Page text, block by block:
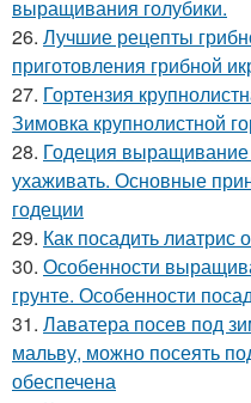
выращивания голубики.
26. Лучшие рецепты
приготовления грибной
27. Гортензия
Зимовка крупнолистной
28. Годеция выращивание
ухаживать. Основные
годеции
29. Как посадить
30. Особенности
грунте. Особенности
31. Лаватера посев под
мальву, можно посеять
обеспечена